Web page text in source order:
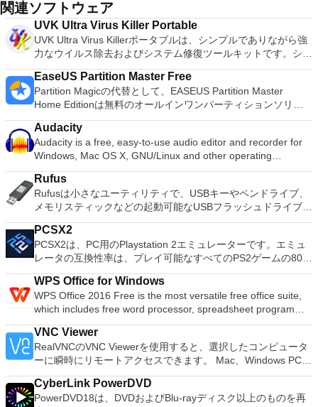
関連ソフトウェア
UVK Ultra Virus Killer Portable
UVK Ultra Virus Killerポータブルは、シンプルでありながら強
力なウイルス除去およびシステム修復ツールキットです。シス
テムブースターやスマートアンインストーラーなどの機能のス
タックがあります。 UVK Ultra Virus Killerポータブルの最も重
要な機能の1つは、システム修復セクションです。このセクシ
ョンには、最も一般的なシステムの修復および保守タスクを実
行するツールが含まれています。また、最もよく知られている
マルウェア削除ツールを自動化する機能も備えており、独自の
自動化されたサードパーティアプリや専門的なレポートを作成
できます。 上記のように、システムブースターツールは完全
なレジストリおよびファイルシステムクリーナーです。レジス
トリを再帰的にループして無効な参照を検索するだけでなく、
各キーと値を個別に分析し、ファイルまたは別のレジストリキ
ー/値を指しているかどうかを定義し、対応することを保証す
るために多数の可能性をループしますリストに追加する前のア
イテムは存在しません。 UVK Ultra Virus Killerポータブルの優
れたツールの1つは、スマートアンインストーラーです。複数
モードをサポートし、強制的にアンインストールします。上記
のすべての機能を補完するものとして、UVK Ultra Virus Killer
ポータブルは、UVK Ultra Virus Killerポータブルログを分析
し、それに基づいてスクリプトを作成するように設計された特
別なテキストエディターも提供します。 UVK Ultra Virus Killer
ポータブルは、あらゆる点でUVK Ultra Virus Killerとまったく
同じですが、インストールが不要であり、どのソースからでも
実行できる点が異なります。
EaseUS Partition Master Free
Partition Magicの代替として、EASEUS Partition Master
Home Editionは無料のオールインワンパーティションソリュ
ーションおよびディスク管理ユーティリティです。パーティシ
ョンの拡張（特にシステムドライブ用）、ディスク領域の管
理、MBRおよびGUIDパーティションテーブル（GPT）ディス
クのディスク領域不足の問題の解決を可能にします。 パーテ
ィションのサイズ変更/移動システムドライブを拡張するディ
スクとパーティションをコピーパーティションをマージ分割パ
ーティション空き領域を再分配するダイナミックディスクの変
換パーティションを回復する
Audacity
Audacity is a free, easy-to-use audio editor and recorder for
Windows, Mac OS X, GNU/Linux and other operating
systems. You can use Audacity to: Record live audio. Convert
tapes and records into digital recordings or CDs. Edit Ogg
Vorbis, MP3, WAV or AIFF sound files. Cut, copy, splice or mix
sounds together. Change the speed or pitch of a recording.
Add new effects with LADSPA plug-ins. And more!
Rufus
Rufusは小さなユーティリティで、USBキーやペンドライブ、
メモリスティックなどの起動可能なUSBフラッシュドライブを
フォーマットおよび作成できます。 Rufusは、次のシナリオで
役立ちます。 Windows、Linux、およびUEFI用の起動可能な
ISOからUSBインストールメディアを作成する必要がある場
合。 OSがインストールされていないシステムで作業する必要
がある場合。 BIOSまたはその他のファームウェアをDOSから
フラッシュする必要がある場合。 低レベルのユーティリティ
を実行する必要がある場合。 Rufusは次の* ISOで動作しま
す：Arch Linux、Archbang、BartPE / pebuilder、CentOS、
Damn Small Linux、Fedora、FreeDOS、Gentoo、
gNewSense、Hiren&#39;s Boot CD、LiveXP、Knoppix、
Kubuntu、Linux Mint、NT Password Registry Editor、
OpenSUSE、Parted Magic、Slackware、Tails、Trinity
Rescue Kit、Ubuntu、Ultimate Boot CD、Windows XP（SP2
以降）、Windows Server 2003 R2、Windows Vista、
PCSX2
PCSX2は、PC用のPlaystation 2エミュレーターです。エミュ
レータの互換性率は、プレイ可能なすべてのPS2ゲームの80％
以上を誇っています。かなり強力なコンピューターを所有して
いる場合、PCSX2は優れたエミュレーターです。また、この
アプリケーションはローエンドコンピューターのサポートも提
供するため、Playstation 2コンソールのすべての所有者は、
PCで動作するゲームを見ることができます。 PCSX2エミュレ
ーターを使用すると、PS2コントローラーを使用して、本物の
プレイステーション体験をシミュレートできます。このアプリ
ケーションでは、ディスクからゲームを直接実行することも、
ハードドライブからISOイメージとして実行することもできま
す。 主な機能は次のとおりです。 Savestates：ボタンを1つ
WPS Office for Windows
WPS Office 2016 Free is the most versatile free office suite,
which includes free word processor, spreadsheet program
and presentation maker. With these three programs you will
easily be able to deal with any office related tasks. WPS
Office 2016 Free has multiple language support for English,
French, German, Spanish, Portuguese,Russian and Polish
languages. To switch between languages requires only a
single click! Despite being a free suite, WPS Office comes
with many innovative features, such as the paragraph
VNC Viewer
RealVNCのVNC Viewerを使用すると、選択したコンピュータ
ーに瞬時にリモートアクセスできます。 Mac、Windows PC、
またはLinuxマシン、世界中のどこからでも。 VNC Viewerを
使用すると、コンピューターのデスクトップを表示したり、コ
ンピューターの前に直接座っているかのようにマウスとキーボ
CyberLink PowerDVD
PowerDVD18は、DVDおよびBlu-rayディスク以上のものを再